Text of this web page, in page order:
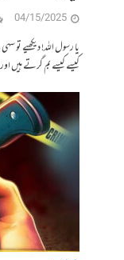
04/15/2025
یا رسول اللہ! دیکھیے
کیسے کیسے بم گرتے ہیں